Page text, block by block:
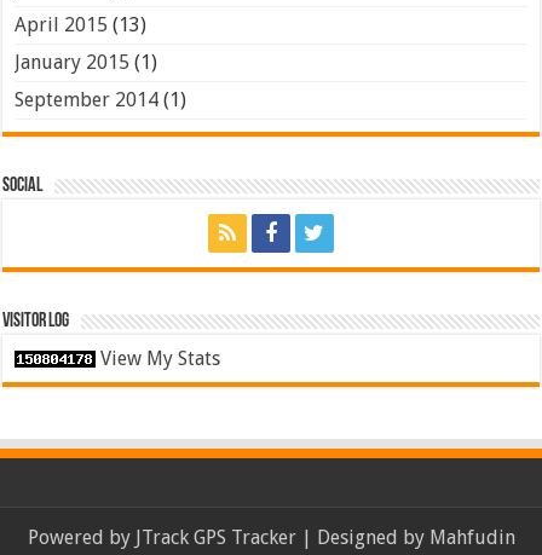
April 2015 (13)
January 2015 (1)
September 2014 (1)
Social
Visitor Log
View My Stats
Powered by JTrack GPS Tracker| Designed by Mahfudin